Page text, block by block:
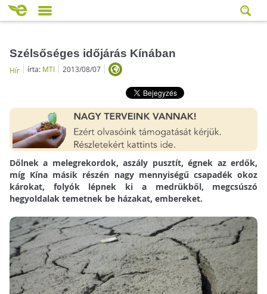
Szélsőséges időjárás Kínában
Hír írta: MTI 2013/08/07
Dőlnek a melegrekordok, aszály pusztít, égnek az erdők,
míg Kína másik részén nagy mennyiségű csapadék okoz
károkat, folyók lépnek ki a medrükből, megcsúszó
hegyoldalak temetnek be házakat, embereket.